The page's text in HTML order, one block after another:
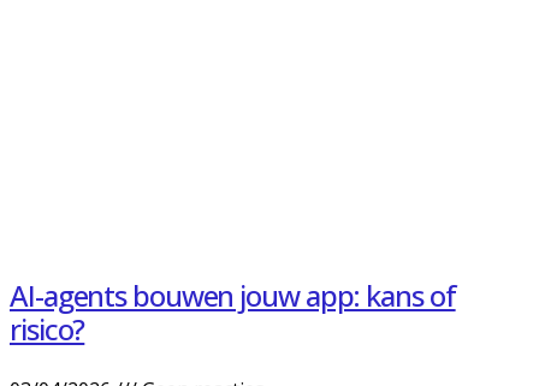
AI-agents bouwen jouw app: kans of
risico?